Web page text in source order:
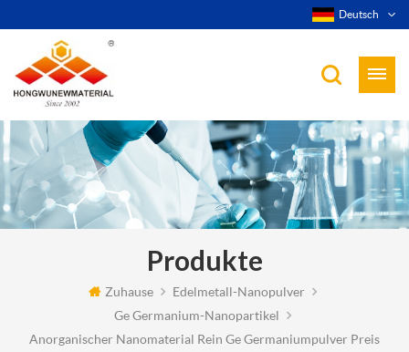
Deutsch
Produkte
Zuhause
Edelmetall-Nanopulver
Ge Germanium-Nanopartikel
Anorganischer Nanomaterial Rein Ge Germaniumpulver Preis